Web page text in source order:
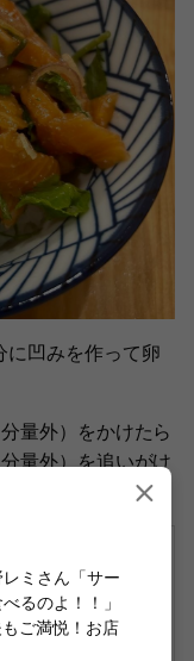
凹みを作って卵
量外）をかけたら
量外）を追いがけ
レミさん「サー
るのよ！！」
ご満悦！お店